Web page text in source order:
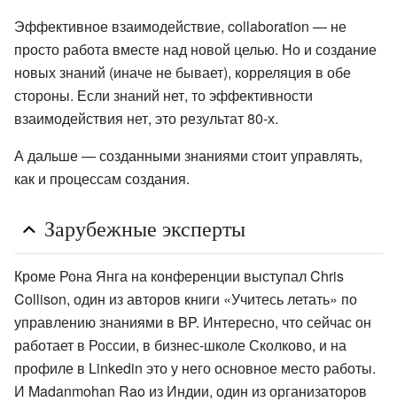
Эффективное взаимодействие, collaboration — не
просто работа вместе над новой целью. Но и создание
новых знаний (иначе не бывает), корреляция в обе
стороны. Если знаний нет, то эффективности
взаимодействия нет, это результат 80-х.
А дальше — созданными знаниями стоит управлять,
как и процессам создания.
Зарубежные эксперты
Кроме Рона Янга на конференции выступал Chris
Collison, один из авторов книги «Учитесь летать» по
управлению знаниями в BP. Интересно, что сейчас он
работает в России, в бизнес-школе Сколково, и на
профиле в Linkedin это у него основное место работы.
И Madanmohan Rao из Индии, один из организаторов